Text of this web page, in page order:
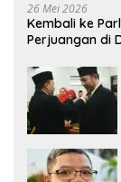
26 Mei 2026
Kembali ke
Perjuangan di